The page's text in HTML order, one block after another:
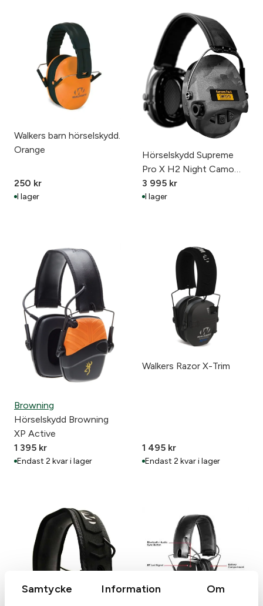
Samtycke Information Om
Walkers barn hörselskydd.
Orange
250 kr
I lager
Hörselskydd Supreme
Pro X H2 Night Camo
Led
3 995 kr
I lager
Browning
Hörselskydd Browning
XP Active
1 395 kr
Endast 2 kvar i lager
Walkers Razor X-Trim
1 495 kr
Endast 2 kvar i lager